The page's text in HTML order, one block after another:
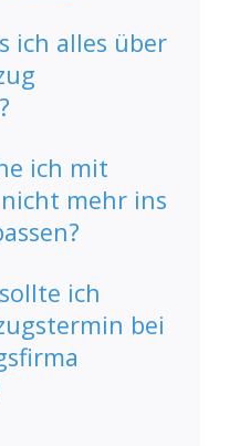
ich alles über
ich mit
mehr ins
ich
bei